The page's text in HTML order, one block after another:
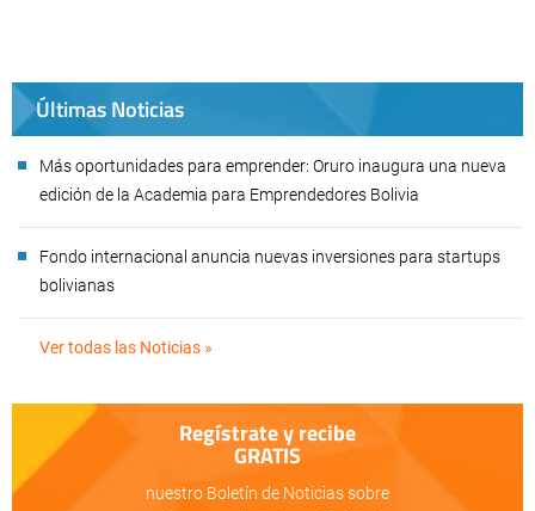
Últimas Noticias
Más oportunidades para emprender: Oruro inaugura una nueva
edición de la Academia para Emprendedores Bolivia
Fondo internacional anuncia nuevas inversiones para startups
bolivianas
Ver todas las Noticias »
Regístrate y recibe
GRATIS
nuestro Boletín de Noticias sobre